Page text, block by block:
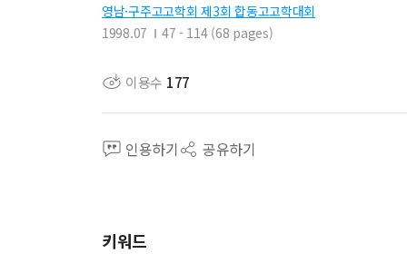
영남·구주고고학회 제3회 합동고고학대회
1998.07
47 - 114 (68 pages)
이용수 177
인용하기 공유하기
키워드